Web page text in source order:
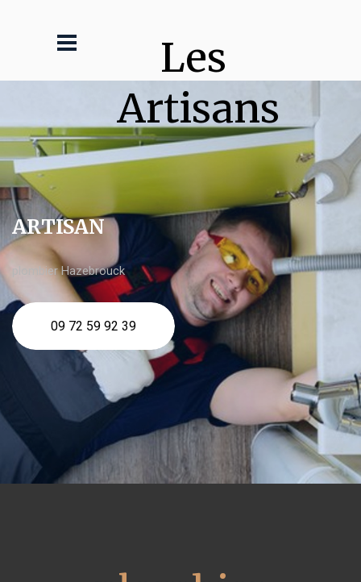
Les
Artisans
ARTISAN
plombier Hazebrouck
09 72 59 92 39